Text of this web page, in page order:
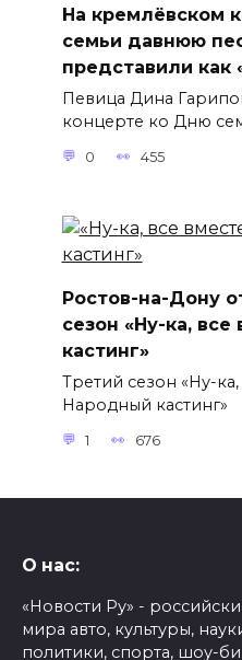
На кремлёвском
семьи давнюю
представили как
Певица Дина
концерте ко Дню
0 455
Ростов-на-Дону
сезон «Ну-ка,
кастинг»
Третий сезон «Ну-ка,
Народный кастинг»
1 676
О нас:
«Новости Ру» -
мира авто, культуры,
политики, спорта, шоу-